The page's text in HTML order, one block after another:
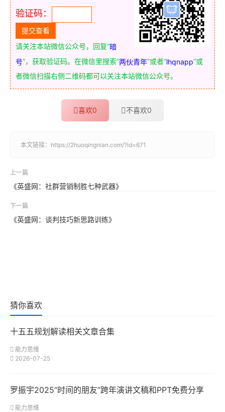
验证码：
请关注本站微信公众号，回复“暗
号”，获取验证码。在微信里搜索“两伙青年”或者“lhqnapp”或
者微信扫描右侧二维码都可以关注本站微信公众号。
喜欢0 不喜欢0
本文链接： https://2huoqingnian.com/?id=671
上一篇
《英盛网：社群营销制胜七种武器》
下一篇
《英盛网：谈判技巧新思路训练》
猜你喜欢
十五五规划解读相关文章合集
能力思维
2026-07-25
罗振宇2025“时间的朋友”跨年演讲文稿和PPT免费分享
能力思维